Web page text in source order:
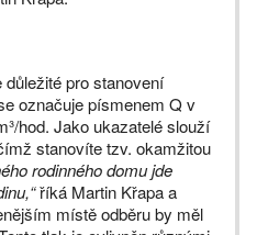
pro stanovení
označuje písmenem Q v
hod. Jako ukazatelé slouží
stanovíte tzv. okamžitou
rodinného domu jde
říká Martin Křapa a
místě odběru by měl